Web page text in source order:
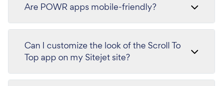
Are POWR apps mobile-friendly?
Can I customize the look of the Scroll To
Top app on my Sitejet site?